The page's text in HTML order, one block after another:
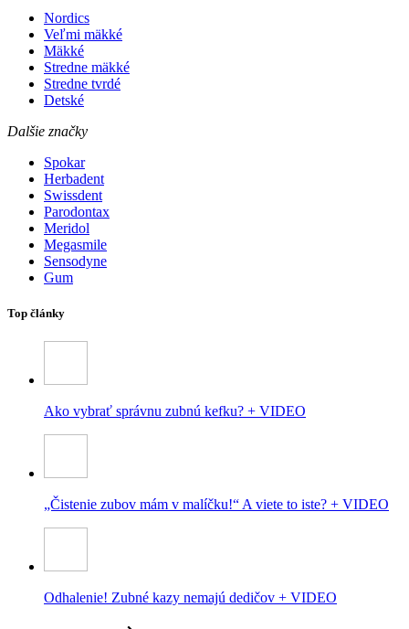
Nordics
Veľmi mäkké
Mäkké
Stredne mäkké
Stredne tvrdé
Detské
Dalšie značky
Spokar
Herbadent
Swissdent
Parodontax
Meridol
Megasmile
Sensodyne
Gum
Top články
Ako vybrať správnu zubnú kefku? + VIDEO
„Čistenie zubov mám v malíčku!“ A viete to iste? + VIDEO
Odhalenie! Zubné kazy nemajú dedičov + VIDEO